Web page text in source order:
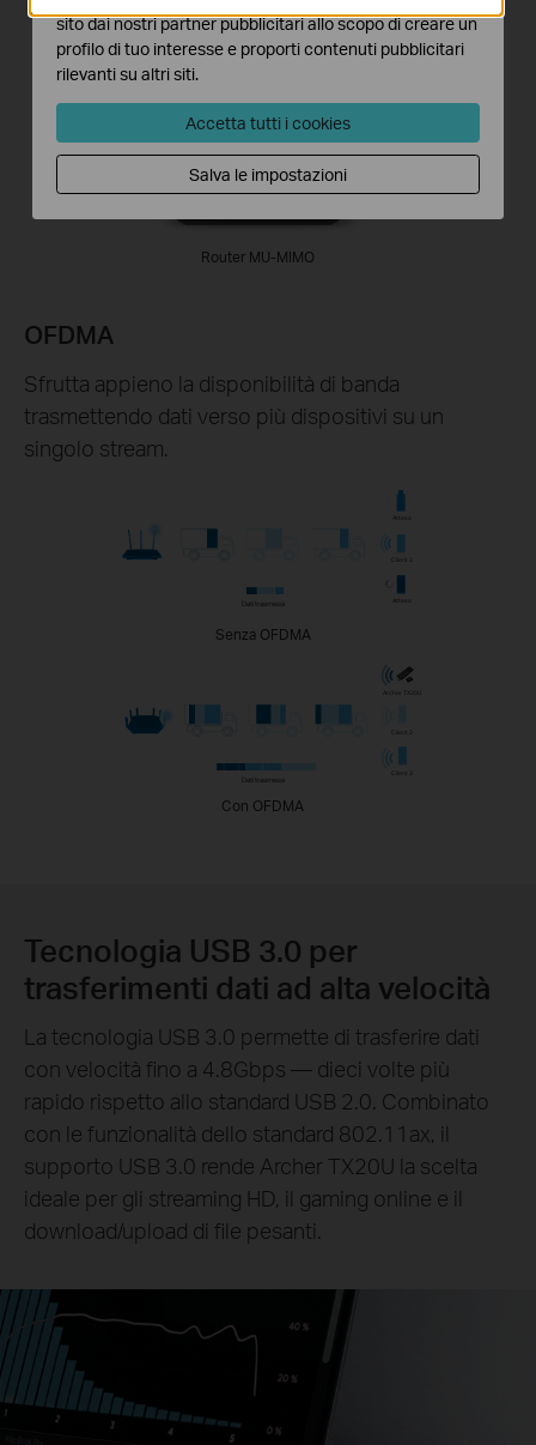
Router MU-MIMO
Router MU-MIMO
OFDMA
Sfrutta appieno la disponibilità di banda
trasmettendo dati verso più dispositivi su un
singolo stream.
Senza OFDMA
Dati trasmessi Attesa
Con OFDMA
Dati trasmessi
Archer TX20U
Tecnologia USB 3.0 per
trasferimenti dati ad alta velocità
La tecnologia USB 3.0 permette di trasferire dati
con velocità fino a 4.8Gbps — dieci volte più
rapido rispetto allo standard USB 2.0. Combinato
con le funzionalità dello standard 802.11ax, il
supporto USB 3.0 rende Archer TX20U la scelta
ideale per gli streaming HD, il gaming online e il
download/upload di file pesanti.
sito dai nostri partner pubblicitari allo scopo di creare un
profilo di tuo interesse e proporti contenuti pubblicitari
rilevanti su altri siti.
Accetta tutti i cookies
Salva le impostazioni